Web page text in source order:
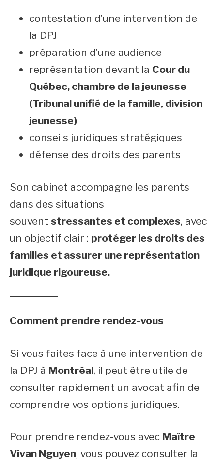
contestation d’une intervention de
la DPJ
préparation d’une audience
représentation devant la Cour du
Québec, chambre de la jeunesse
(Tribunal unifié de la famille, division
jeunesse)
conseils juridiques stratégiques
défense des droits des parents
Son cabinet accompagne les parents
dans des situations
souvent stressantes et complexes, avec
un objectif clair : protéger les droits des
familles et assurer une représentation
juridique rigoureuse.
Comment prendre rendez-vous
Si vous faites face à une intervention de
la DPJ à Montréal, il peut être utile de
consulter rapidement un avocat afin de
comprendre vos options juridiques.
Pour prendre rendez-vous avec Maître
Vivan Nguyen, vous pouvez consulter la